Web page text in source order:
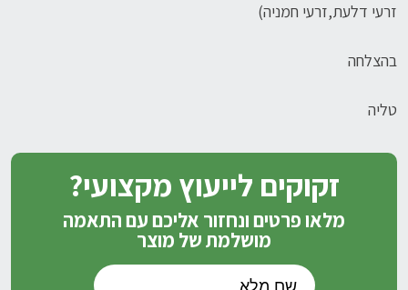
זרעי דלעת,זרעי חמניה)
בהצלחה
טליה
זקוקים לייעוץ מקצועי?
מלאו פרטים ונחזור אליכם עם התאמה
מושלמת של מוצר